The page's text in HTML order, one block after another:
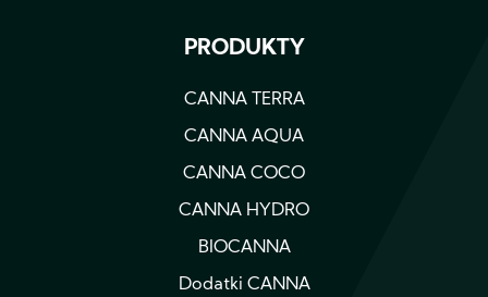
PRODUKTY
CANNA TERRA
CANNA AQUA
CANNA COCO
CANNA HYDRO
BIOCANNA
Dodatki CANNA